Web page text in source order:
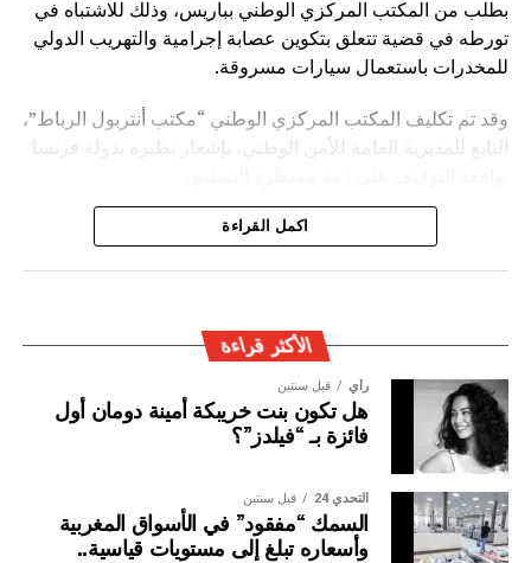
بطلب من المكتب المركزي الوطني بباريس، وذلك للاشتباه في
تورطه في قضية تتعلق بتكوين عصابة إجرامية والتهريب الدولي
للمخدرات باستعمال سيارات مسروقة.
وقد تم تكليف المكتب المركزي الوطني “مكتب أنتربول الرباط”،
التابع للمديرية العامة للأمن الوطني، بإشعار نظيره بدولة فرنسا
ويأتي توقيف المشتبه به في سياق التزام المصالح الأمنية
اكمل القراءة
الأكثر قراءة
رأي قبل سنتين
هل تكون بنت خريبكة أمينة دومان أول
فائزة بـ “فيلدز”؟
التحدي 24 قبل سنتين
السمك “مفقود” في الأسواق المغربية
وأسعاره تبلغ إلى مستويات قياسية..